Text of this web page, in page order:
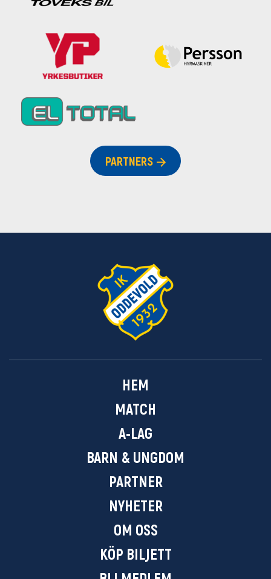
PARTNERS
HEM
MATCH
A-LAG
BARN & UNGDOM
PARTNER
NYHETER
OM OSS
KÖP BILJETT